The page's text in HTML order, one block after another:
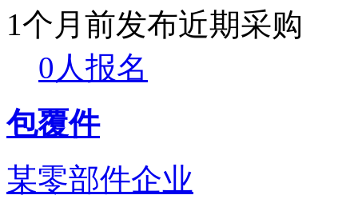
1个月前发布近期采购
0人报名
包覆件
某零部件企业